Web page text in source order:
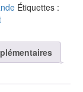
Étiquettes :